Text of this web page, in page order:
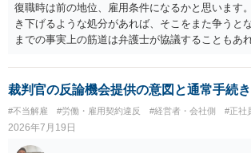
復職時は前の地位、雇用条件になるかと思います
き下げるような処分があれば、そこをまた争うと
までの事実上の筋道は弁護士が協議することもあ
ょうから、別途費用が発生することもありますが
らいならサービスでしてくれるかもしれません。
裁判官の反論機会提供の意図と通常手続
#不当解雇 #労働・雇用契約違反 #経営者・会社側 #正社
2026年7月19日